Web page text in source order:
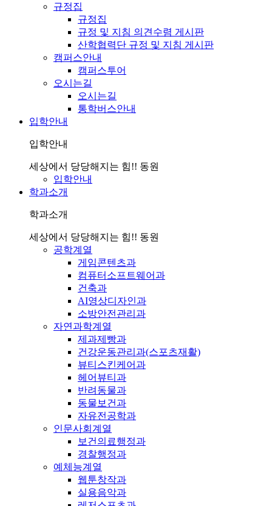
규정집
규정집
규정 및 지침 의견수렴 게시판
산학협력단 규정 및 지침 게시판
캠퍼스안내
캠퍼스투어
오시는길
오시는길
통학버스안내
입학안내
입학안내
세상에서 당당해지는 힘!! 동원
입학안내
학과소개
학과소개
세상에서 당당해지는 힘!! 동원
공학계열
게임콘텐츠과
컴퓨터소프트웨어과
건축과
AI영상디자인과
소방안전관리과
자연과학계열
제과제빵과
건강운동관리과(스포츠재활)
뷰티스킨케어과
헤어뷰티과
반려동물과
동물보건과
자유전공학과
인문사회계열
보건의료행정과
경찰행정과
예체능계열
웹툰창작과
실용음악과